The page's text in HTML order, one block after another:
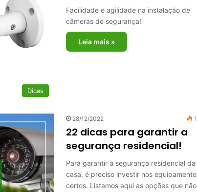
Dicas
Facilidade e agilidade na instalação de
câmeras de segurança!
Leia mais »
28/12/2022
22 dicas para garantir a
segurança residencial!
Para garantir a segurança residencial da
casa, é preciso investir nos
certos. Listamos aqui as opções que